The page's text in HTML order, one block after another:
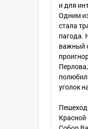
и для
Одним
стала
пагода.
важный
уголок